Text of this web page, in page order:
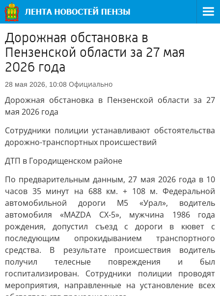
Дорожная обстановка в
Пензенской области за 27 мая
2026 года
28 мая 2026, 10:08 Официально
Дорожная обстановка в Пензенской области за 27
мая 2026 года
Сотрудники полиции устанавливают обстоятельства
дорожно-транспортных происшествий
ДТП в Городищенском районе
По предварительным данным, 27 мая 2026 года в 10
часов 35 минут на 688 км. + 108 м. Федеральной
автомобильной дороги М5 «Урал», водитель
автомобиля «MAZDA CX-5», мужчина 1986 года
рождения, допустил съезд с дороги в кювет с
последующим опрокидыванием транспортного
средства. В результате происшествия водитель
получил телесные повреждения и был
госпитализирован. Сотрудники полиции проводят
мероприятия, направленные на установление всех